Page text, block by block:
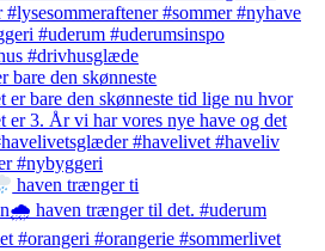
bare den skønneste
haven trænger ti